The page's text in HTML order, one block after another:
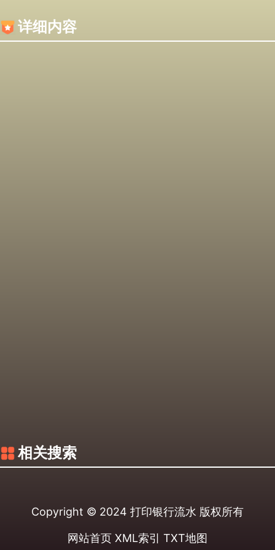
详细内容
相关搜索
Copyright © 2024 打印银行流水 版权所有
网站首页 XML索引 TXT地图